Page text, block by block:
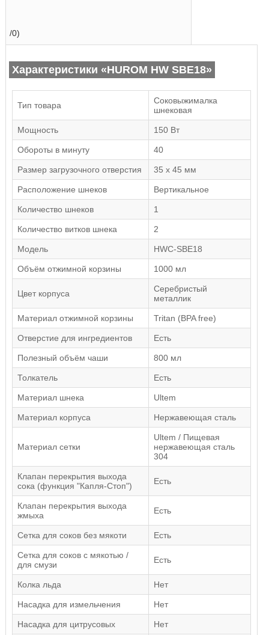
/0)
Характеристики «HUROM HW SBE18»
Тип товара
Соковыжималка
шнековая
Мощность 150 Вт
Обороты в минуту 40
Размер загрузочного отверстия 35 x 45 мм
Расположение шнеков Вертикальное
Количество шнеков 1
Количество витков шнека 2
Модель HWC-SBE18
Объём отжимной корзины 1000 мл
Цвет корпуса
Серебристый
металлик
Материал отжимной корзины Tritan (BPA free)
Отверстие для ингредиентов Есть
Полезный объём чаши 800 мл
Толкатель Есть
Материал шнека Ultem
Материал корпуса Нержавеющая сталь
Материал сетки
Ultem / Пищевая
нержавеющая сталь
304
Клапан перекрытия выхода
сока (функция "Капля-Стоп")
Есть
Клапан перекрытия выхода
жмыха
Есть
Сетка для соков без мякоти Есть
Сетка для соков с мякотью /
для смузи
Есть
Колка льда Нет
Насадка для измельчения Нет
Насадка для цитрусовых Нет